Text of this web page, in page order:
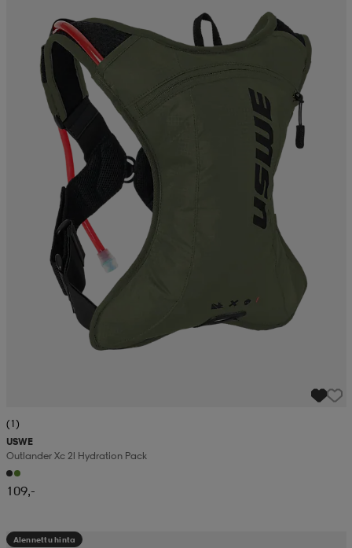
(1)
USWE
Outlander Xc 2l Hydration Pack
109,-
Alennettu hinta